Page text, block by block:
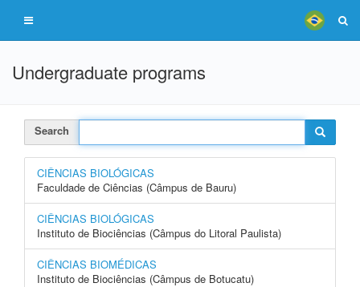
Undergraduate programs
Search
CIÊNCIAS BIOLÓGICAS
Faculdade de Ciências (Câmpus de Bauru)
CIÊNCIAS BIOLÓGICAS
Instituto de Biociências (Câmpus do Litoral Paulista)
CIÊNCIAS BIOMÉDICAS
Instituto de Biociências (Câmpus de Botucatu)